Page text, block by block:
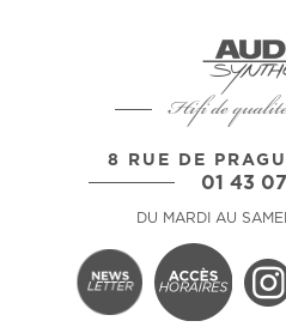
Hifi de qualité
8 RUE DE
01 43
DU MARDI AU